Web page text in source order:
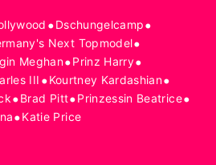
•Dschungelcamp•
Next Topmodel•
Meghan•Prinz Harry•
III •Kourtney Kardashian•
•Brad Pitt•Prinzessin Beatrice•
•Katie Price